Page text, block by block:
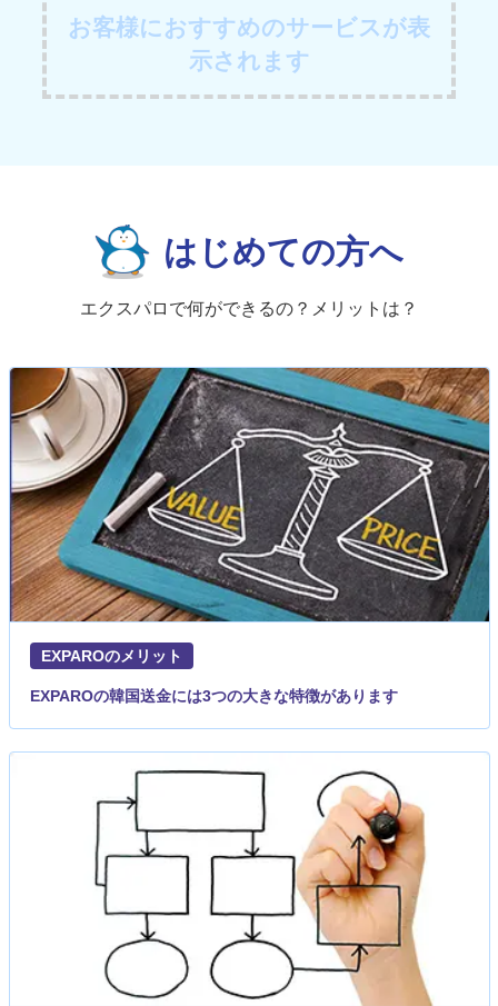
お客様におすすめのサービスが表
示されます
はじめての方へ
エクスパロで何ができるの？メリットは？
EXPAROのメリット
EXPAROの韓国送金には3つの大きな特徴があります